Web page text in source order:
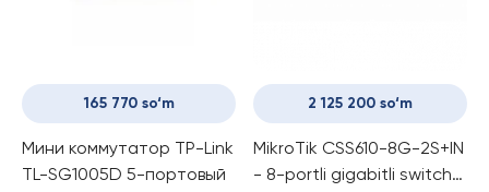
165 770 so‘m
Мини коммутатор TP-Link
TL-SG1005D 5-портовый
2 125 200 so‘m
MikroTik CSS610-8G-2S+IN
- 8-portli gigabitli switch